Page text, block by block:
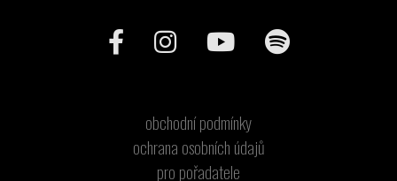
obchodní podmínky
ochrana osobních údajů
pro pořadatele